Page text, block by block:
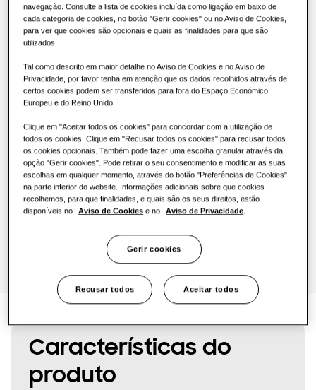
SOLUÇÕES COMERCIAIS
Hotéis
Lojas
Restaurantes
Escritórios
Sustentabilidade
One Samsung
SmartThings Pro
Unidade Exterior DVM S2 Essential
Capacidade Disponível
28.0KW 33.6KW 40.0KW 45.0KW
50.4KW
Potência Disponível
trifásica
Solicitar orçamento
Características do
produto
navegação. Consulte a lista de cookies incluída como ligação em baixo de
cada categoria de cookies, no botão "Gerir cookies" ou no Aviso de Cookies,
para ver que cookies são opcionais e quais as finalidades para que são
utilizados.
Tal como descrito em maior detalhe no Aviso de Cookies e no Aviso de
Privacidade, por favor tenha em atenção que os dados recolhidos através de
certos cookies podem ser transferidos para fora do Espaço Económico
Europeu e do Reino Unido.
Clique em "Aceitar todos os cookies" para concordar com a utilização de
todos os cookies. Clique em "Recusar todos os cookies" para recusar todos
os cookies opcionais. Também pode fazer uma escolha granular através da
opção "Gerir cookies". Pode retirar o seu consentimento e modificar as suas
escolhas em qualquer momento, através do botão "Preferências de Cookies"
na parte inferior do website. Informações adicionais sobre que cookies
recolhemos, para que finalidades, e quais são os seus direitos, estão
disponíveis no
Aviso de Cookies e no Aviso de Privacidade
Gerir cookies
Recusar todos Aceitar todos